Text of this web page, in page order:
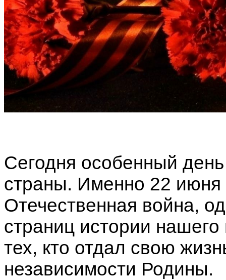
Сегодня особенный
страны. Именно 22 июня
Отечественная война,
страниц истории
тех, кто отдал свою
независимости Родины.